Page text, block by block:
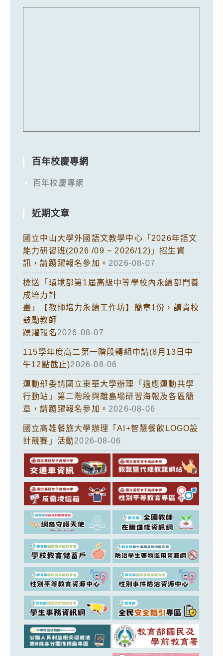
百年校慶專網
百年校慶專網
近期文章
國立中山大學外國語文教學中心「2026年語文
能力研習班(2026 /09 ~ 2026/12)」招生資
訊，請踴躍報名參加。 2026-08-07
檢送「環境部第1屆高級中等學校內永續部門養
成培力計
畫」【教師培力永續工作坊】簡章1份，請貴校
鼓勵教師
踴躍報名2026-08-07
115學年度高二第一階段轉組申請(8月13日中
午12點截止)2026-08-06
運動部委請國立東華大學辦理「適應運動共學
行動站」第二階段與離島場研習海報及各區簡
章，請踴躍報名參加。 2026-08-06
國立高雄餐旅大學辦理「AI+智慧餐飲LOGO設
計競賽」活動2026-08-06